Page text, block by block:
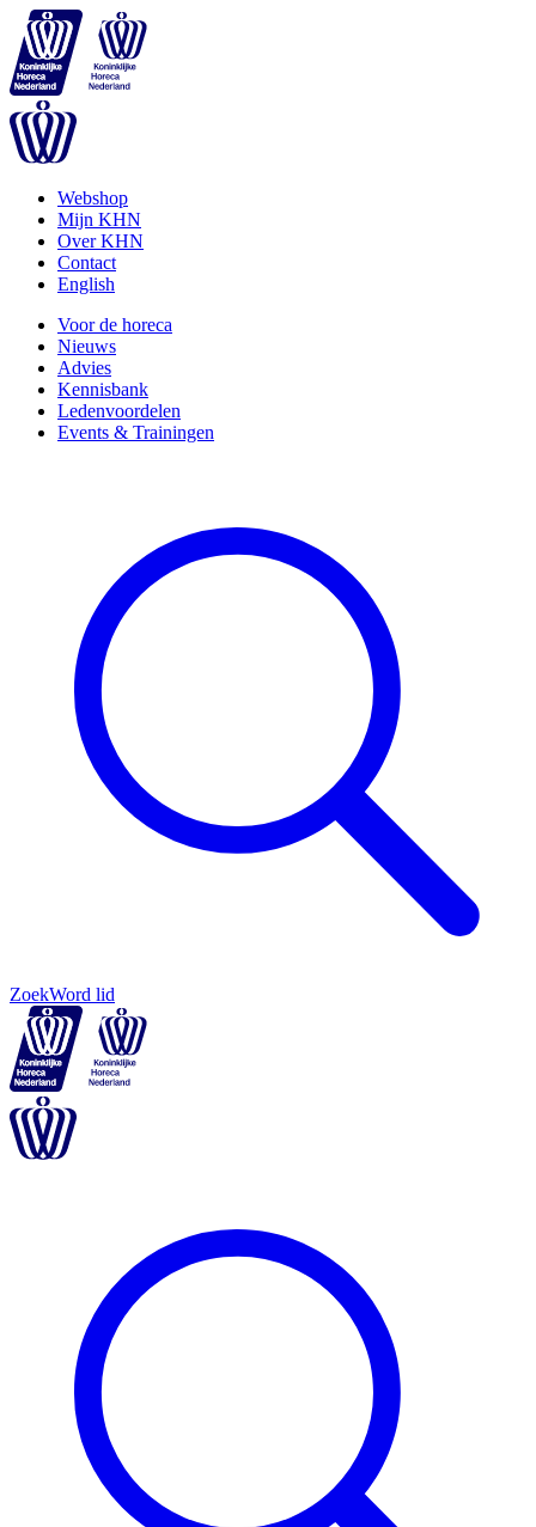
Webshop
Mijn KHN
Over KHN
Contact
English
Voor de horeca
Nieuws
Advies
Kennisbank
Ledenvoordelen
Events & Trainingen
ZoekWord lid